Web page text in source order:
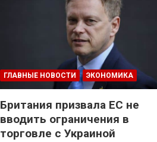
ГЛАВНЫЕ НОВОСТИ ЭКОНОМИКА
Британия призвала ЕС не
вводить ограничения в
торговле с Украиной